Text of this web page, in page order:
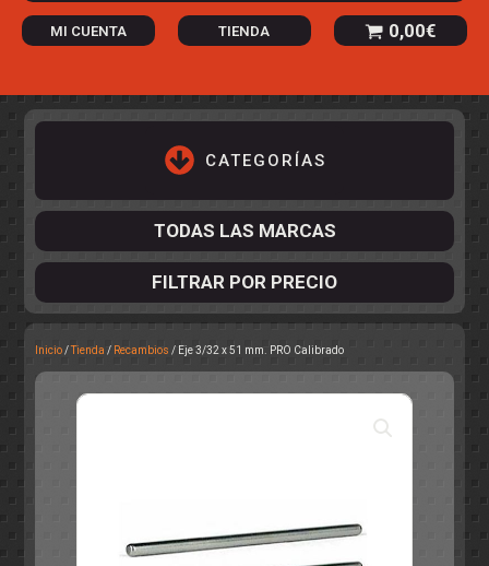
MI CUENTA TIENDA 0,00€
CATEGORÍAS
TODAS LAS MARCAS
FILTRAR POR PRECIO
Inicio/Tienda / Recambios / Eje 3/32 x 51 mm. PRO Calibrado